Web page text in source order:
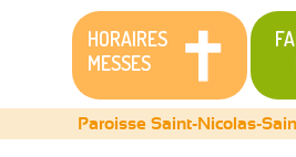
HORAIRES
MESSES
Paroisse Saint-Nicolas-